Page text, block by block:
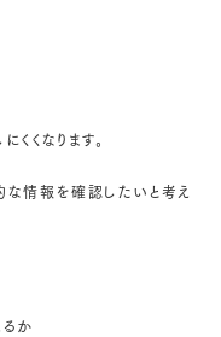
くなります。
な情報を確認したいと考え
か